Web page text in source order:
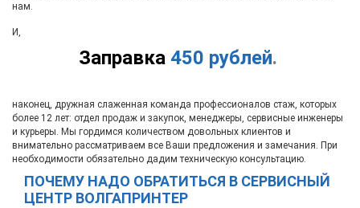
нам.
Заправка 450 рублей.
И,
наконец, дружная слаженная команда профессионалов стаж, которых
более 12 лет: отдел продаж и закупок, менеджеры, сервисные инженеры
и курьеры. Мы гордимся количеством довольных клиентов и
внимательно рассматриваем все Ваши предложения и замечания. При
необходимости обязательно дадим техническую консультацию.
ПОЧЕМУ НАДО ОБРАТИТЬСЯ В СЕРВИСНЫЙ
ЦЕНТР ВОЛГАПРИНТЕР